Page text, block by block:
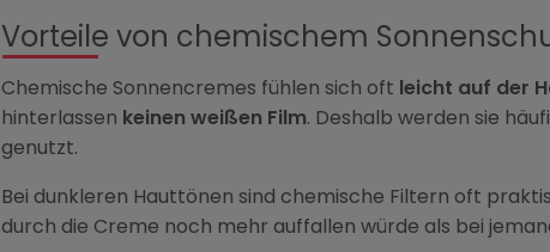
Vorteile von chemischem
Chemische Sonnencremes fühlen sich oft leicht auf der
hinterlassen keinen weißen Film. Deshalb werden sie
genutzt.
Bei dunkleren Hauttönen sind chemische Filtern oft
durch die Creme noch mehr auffallen würde als bei